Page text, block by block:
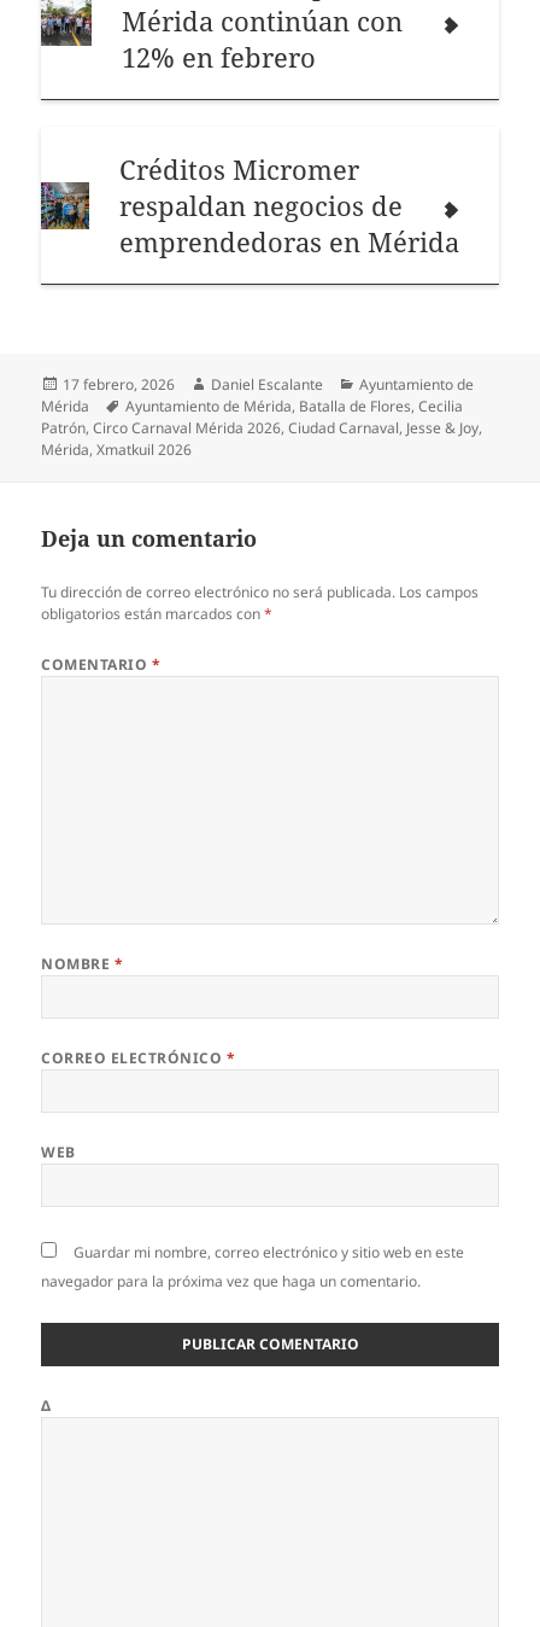
Mérida continúan con
12% en febrero
Créditos Micromer
respaldan negocios de
emprendedoras en Mérida
Publicado
el
17 febrero, 2026 Autor
Daniel Escalante Categorías
Ayuntamiento de
Mérida
Etiquetas
Ayuntamiento de Mérida, Batalla de Flores,Cecilia
Patrón,Circo Carnaval Mérida 2026,Ciudad Carnaval, Jesse & Joy,
Mérida,Xmatkuil 2026
Deja un comentario
Tu dirección de correo electrónico no será publicada. Los campos
obligatorios están marcados con*
COMENTARIO *
NOMBRE *
CORREO ELECTRÓNICO *
WEB
Guardar mi nombre, correo electrónico y sitio web en este
navegador para la próxima vez que haga un comentario.
Δ